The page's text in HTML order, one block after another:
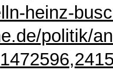
heinz-
politik/